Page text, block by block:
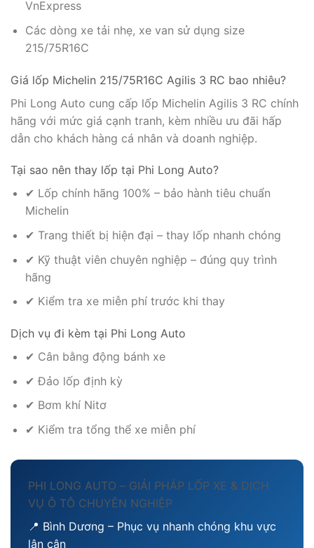
Các dòng xe tải nhẹ, xe van sử dụng size
215/75R16C
Giá lốp Michelin 215/75R16C Agilis 3 RC bao nhiêu?
Phi Long Auto cung cấp lốp Michelin Agilis 3 RC chính
hãng với mức giá cạnh tranh, kèm nhiều ưu đãi hấp
dẫn cho khách hàng cá nhân và doanh nghiệp.
Tại sao nên thay lốp tại Phi Long Auto?
✔ Lốp chính hãng 100% – bảo hành tiêu chuẩn
Michelin
✔ Trang thiết bị hiện đại – thay lốp nhanh chóng
✔ Kỹ thuật viên chuyên nghiệp – đúng quy trình
hãng
✔ Kiểm tra xe miễn phí trước khi thay
Dịch vụ đi kèm tại Phi Long Auto
✔ Cân bằng động bánh xe
✔ Đảo lốp định kỳ
✔ Bơm khí Nitơ
✔ Kiểm tra tổng thể xe miễn phí
PHI LONG AUTO – GIẢI PHÁP LỐP XE & DỊCH
VỤ Ô TÔ CHUYÊN NGHIỆP
📍 Bình Dương – Phục vụ nhanh chóng khu vực
lân cận